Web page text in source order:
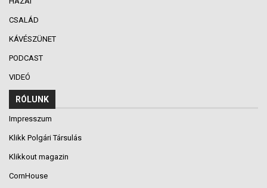
CSALÁD
KÁVÉSZÜNET
PODCAST
VIDEÓ
RÓLUNK
Impresszum
Klikk Polgári Társulás
Klikkout magazin
CornHouse